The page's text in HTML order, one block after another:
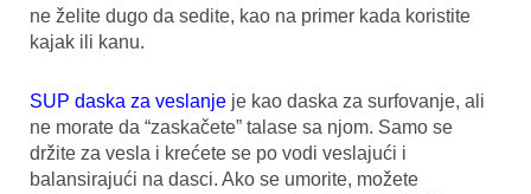
ne želite dugo da sedite, kao na primer kada koristite
kajak ili kanu.
SUP daska za veslanje je kao daska za surfovanje, ali
ne morate da “zaskačete” talase sa njom. Samo se
držite za vesla i krećete se po vodi veslajući i
balansirajući na dasci. Ako se umorite, možete